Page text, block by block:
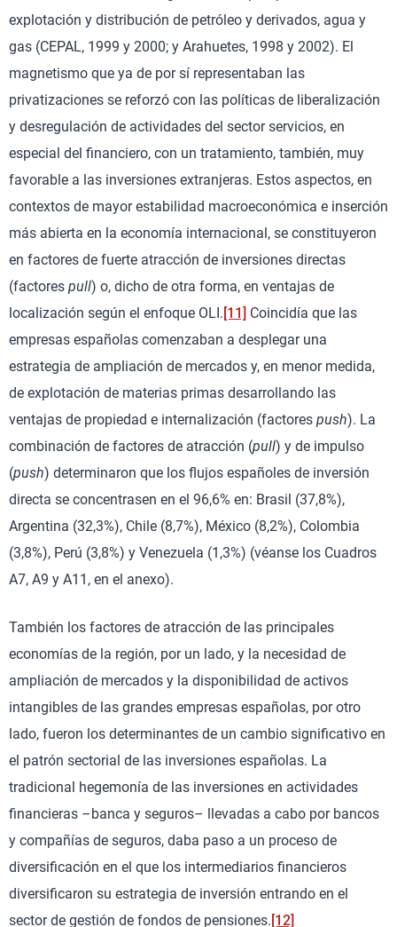
explotación y distribución de petróleo y derivados, agua y
gas (CEPAL, 1999 y 2000; y Arahuetes, 1998 y 2002). El
magnetismo que ya de por sí representaban las
privatizaciones se reforzó con las políticas de liberalización
y desregulación de actividades del sector servicios, en
especial del financiero, con un tratamiento, también, muy
favorable a las inversiones extranjeras. Estos aspectos, en
contextos de mayor estabilidad macroeconómica e inserción
más abierta en la economía internacional, se constituyeron
en factores de fuerte atracción de inversiones directas
(factores pull) o, dicho de otra forma, en ventajas de
localización según el enfoque OLI. [11] Coincidía que las
empresas españolas comenzaban a desplegar una
estrategia de ampliación de mercados y, en menor medida,
de explotación de materias primas desarrollando las
ventajas de propiedad e internalización (factores push). La
combinación de factores de atracción (pull) y de impulso
(push) determinaron que los flujos españoles de inversión
directa se concentrasen en el 96,6% en: Brasil (37,8%),
Argentina (32,3%), Chile (8,7%), México (8,2%), Colombia
(3,8%), Perú (3,8%) y Venezuela (1,3%) (véanse los Cuadros
A7, A9 y A11, en el anexo).
También los factores de atracción de las principales
economías de la región, por un lado, y la necesidad de
ampliación de mercados y la disponibilidad de activos
intangibles de las grandes empresas españolas, por otro
lado, fueron los determinantes de un cambio significativo en
el patrón sectorial de las inversiones españolas. La
tradicional hegemonía de las inversiones en actividades
financieras –banca y seguros– llevadas a cabo por bancos
y compañías de seguros, daba paso a un proceso de
diversificación en el que los intermediarios financieros
diversificaron su estrategia de inversión entrando en el
sector de gestión de fondos de pensiones. [12]